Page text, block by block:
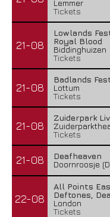
Lemmer
Tickets
21-08
Lowlands
Royal Blood
Biddinghuizen
Tickets
21-08
Badlands
Lottum
Tickets
21-08
Zuiderpark
Tickets
21-08
Deafheaven
Doornroosje
22-08
All Points
Deftones,
London
Tickets